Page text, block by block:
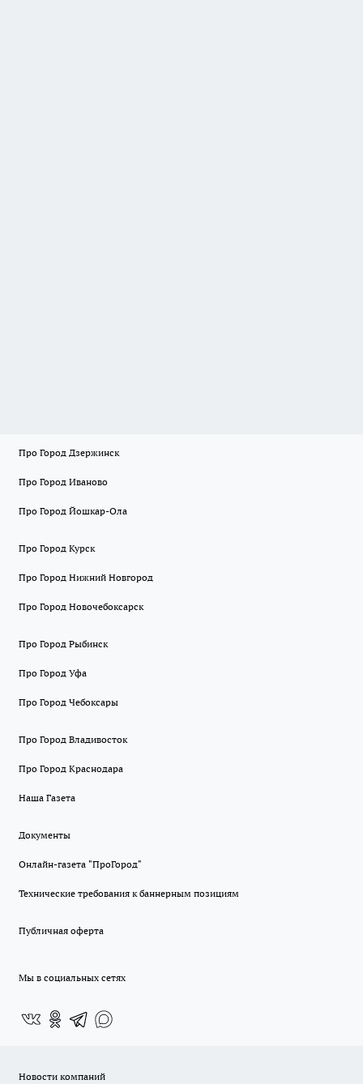
Про Город Дзержинск
Про Город Иваново
Про Город Йошкар-Ола
Про Город Курск
Про Город Нижний Новгород
Про Город Новочебоксарск
Про Город Рыбинск
Про Город Уфа
Про Город Чебоксары
Про Город Владивосток
Про Город Краснодара
Наша Газета
Документы
Онлайн-газета "ПроГород"
Технические требования к баннерным позициям
Публичная оферта
Мы в социальных сетях
Новости компаний